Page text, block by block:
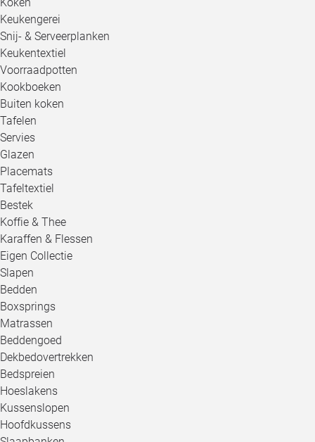
Keukengerei
Snij- & Serveerplanken
Keukentextiel
Voorraadpotten
Kookboeken
Buiten koken
Tafelen
Servies
Glazen
Placemats
Tafeltextiel
Bestek
Koffie & Thee
Karaffen & Flessen
Eigen Collectie
Slapen
Bedden
Boxsprings
Matrassen
Beddengoed
Dekbedovertrekken
Bedspreien
Hoeslakens
Kussenslopen
Hoofdkussens